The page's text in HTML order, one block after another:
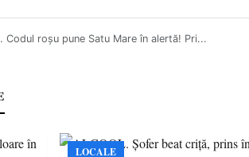
Codul roșu pune Satu Mare în alertă! Pri...
LOCALE